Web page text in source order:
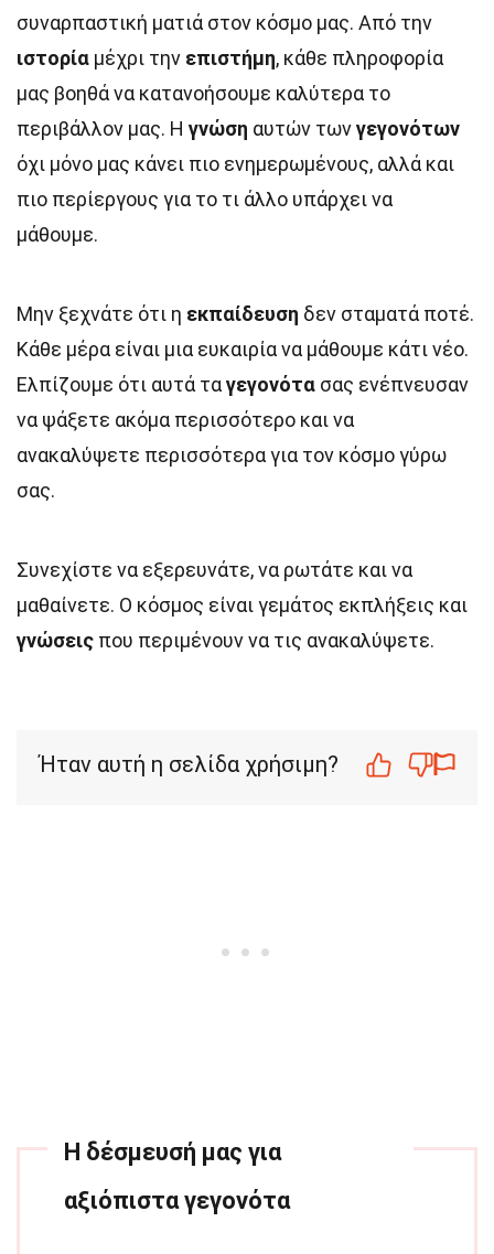
συναρπαστική ματιά στον κόσμο μας. Από την
ιστορία μέχρι την επιστήμη, κάθε πληροφορία
μας βοηθά να κατανοήσουμε καλύτερα το
περιβάλλον μας. Η γνώση αυτών τωνγεγονότων
όχι μόνο μας κάνει πιο ενημερωμένους, αλλά και
πιο περίεργους για το τι άλλο υπάρχει να
μάθουμε.
Μην ξεχνάτε ότι η εκπαίδευση δεν σταματά ποτέ.
Κάθε μέρα είναι μια ευκαιρία να μάθουμε κάτι νέο.
Ελπίζουμε ότι αυτά ταγεγονότα σας ενέπνευσαν
να ψάξετε ακόμα περισσότερο και να
ανακαλύψετε περισσότερα για τον κόσμο γύρω
σας.
Συνεχίστε να εξερευνάτε, να ρωτάτε και να
μαθαίνετε. Ο κόσμος είναι γεμάτος εκπλήξεις και
γνώσεις που περιμένουν να τις ανακαλύψετε.
Ήταν αυτή η σελίδα χρήσιμη?
Η δέσμευσή μας για
αξιόπιστα γεγονότα